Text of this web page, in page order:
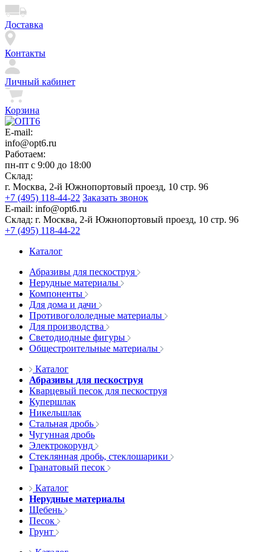
Доставка
Контакты
Личный кабинет
Корзина
E-mail:
info@opt6.ru
Работаем:
пн-пт с 9:00 до 18:00
Склад:
г. Москва, 2-й Южнопортовый проезд, 10 стр. 96
+7 (495) 118-44-22 Заказать звонок
E-mail: info@opt6.ru
Склад: г. Москва, 2-й Южнопортовый проезд, 10 стр. 96
+7 (495) 118-44-22
Каталог
Абразивы для пескоструя
Нерудные материалы
Компоненты
Для дома и дачи
Противогололедные материалы
Для производства
Светодиодные фигуры
Общестроительные материалы
Каталог
Абразивы для пескоструя
Кварцевый песок для пескоструя
Купершлак
Никельшлак
Стальная дробь
Чугунная дробь
Электрокорунд
Стеклянная дробь, стеклошарики
Гранатовый песок
Каталог
Нерудные материалы
Щебень
Песок
Грунт